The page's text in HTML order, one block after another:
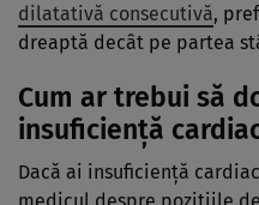
dilatativă consecutivă,
dreaptă decât pe partea
Cum ar trebui să
insuficiență
Dacă ai insuficiență
medicul despre pozițiile